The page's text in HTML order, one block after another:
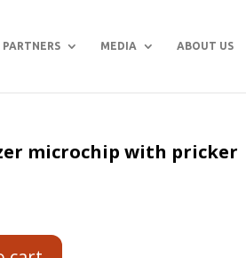
PARTNERS MEDIA ABOUT US
microchip with pricker